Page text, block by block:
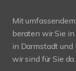
Mit
beraten wir Sie in
in Darmstadt und
wir sind für Sie da.